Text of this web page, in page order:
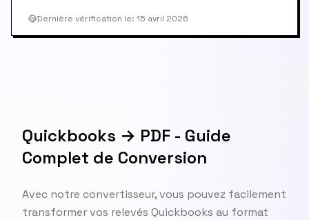
Dernière vérification le: 15 avril 2026
Quickbooks → PDF - Guide
Complet de Conversion
Avec notre convertisseur, vous pouvez facilement
transformer vos relevés Quickbooks au format